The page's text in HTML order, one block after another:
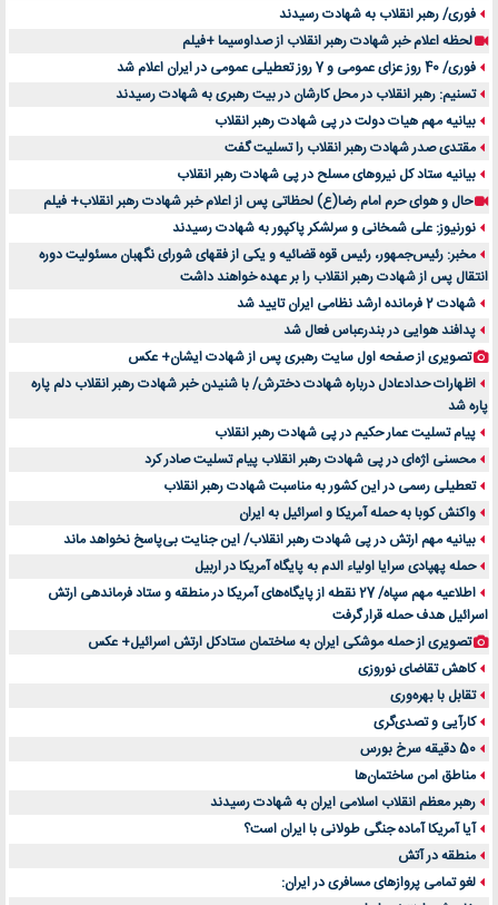
فوری/ رهبر انقلاب به شهادت رسیدند
لحظه اعلام خبر شهادت رهبر انقلاب از صداوسیما +فیلم
فوری/ 40 روز عزای عمومی و 7 روز تعطیلی عمومی در ایران اعلام شد
تسنیم: رهبر انقلاب در محل کارشان در بیت رهبری به شهادت رسیدند
بیانیه مهم هیات دولت در پی شهادت رهبر انقلاب
مقتدی صدر شهادت رهبر انقلاب را تسلیت گفت
بیانیه ستاد کل نیروهای مسلح در پی شهادت رهبر انقلاب
حال و هوای حرم امام رضا(ع) لحظاتی پس از اعلام خبر شهادت رهبر انقلاب+ فیلم
نورنیوز: علی شمخانی و سرلشکر پاکپور به شهادت رسیدند
مخبر: رئیس‌جمهور، رئیس قوه ‌قضائیه و یکی از فقهای شورای نگهبان مسئولیت دوره
انتقال پس ‌از شهادت رهبر انقلاب را بر عهده خواهند داشت
شهادت 2 فرمانده ارشد نظامی ایران تایید شد
پدافند هوایی در بندرعباس فعال شد
تصویری از صفحه اول سایت رهبری پس از شهادت ایشان+ عکس
اظهارات حدادعادل درباره شهادت دخترش/ با شنیدن خبر شهادت رهبر انقلاب دلم پاره
پاره شد
پیام تسلیت عمار حکیم در پی شهادت رهبر انقلاب
محسنی اژه‌ای در پی شهادت رهبر انقلاب پیام تسلیت صادر کرد
تعطیلی رسمی در این کشور به مناسبت شهادت رهبر انقلاب
واکنش کوبا به حمله آمریکا و اسرائیل به ایران
بیانیه مهم ارتش در پی شهادت رهبر انقلاب/ این جنایت بی‌پاسخ نخواهد ماند
حمله پهپادی سرایا اولیاء الدم به پایگاه آمریکا در اربیل
اطلاعیه مهم سپاه/ 27 نقطه از پایگاه‌های آمریکا در منطقه و ستاد فرماندهی ارتش
اسرائیل هدف حمله قرار گرفت
تصویری از حمله موشکی ایران به ساختمان ستادکل ارتش اسرائیل+ عکس
کاهش تقاضای نوروزی
تقابل با بهره‌وری
کارآیی و تصدی‌گری
50 دقیقه سرخ بورس
مناطق امن ساختمان‌ها
رهبر معظم انقلاب اسلامی ایران به شهادت رسیدند
آیا آمریکا آماده جنگی طولانی با ایران است؟
منطقه در آتش
لغو تمامی پروازهای مسافری در ایران: